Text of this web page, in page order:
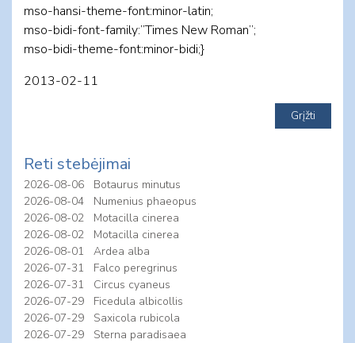
mso-hansi-theme-font:minor-latin;
mso-bidi-font-family:”Times New Roman”;
mso-bidi-theme-font:minor-bidi;}
2013-02-11
Reti stebėjimai
2026-08-06
Botaurus minutus
2026-08-04
Numenius phaeopus
2026-08-02
Motacilla cinerea
2026-08-02
Motacilla cinerea
2026-08-01
Ardea alba
2026-07-31
Falco peregrinus
2026-07-31
Circus cyaneus
2026-07-29
Ficedula albicollis
2026-07-29
Saxicola rubicola
2026-07-29
Sterna paradisaea